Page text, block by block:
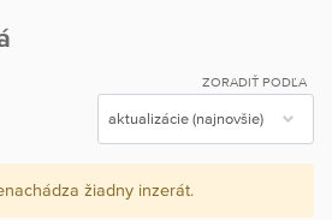
ZORADIŤ PODĽA
žiadny inzerát.